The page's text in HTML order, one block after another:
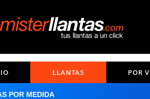
LLANTAS POR
POR MEDIDA